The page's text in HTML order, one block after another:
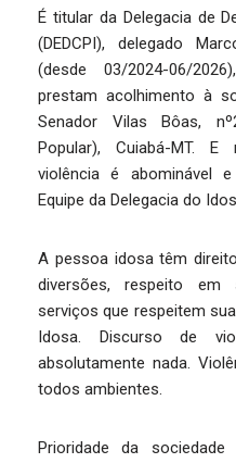
É titular da Delegacia de
(DEDCPI), delegado
(desde 03/2024-06/
prestam acolhimento à
Senador Vilas Bôas,
Popular), Cuiabá-MT.
violência é abominável
Equipe da Delegacia do
A pessoa idosa têm
diversões, respeito
serviços que respeitem
Idosa. Discurso de
absolutamente nada.
todos ambientes.
Prioridade da